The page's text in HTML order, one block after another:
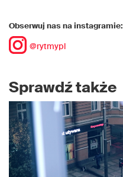
Obserwuj nas na instagramie:
@rytmypl
Sprawdź także